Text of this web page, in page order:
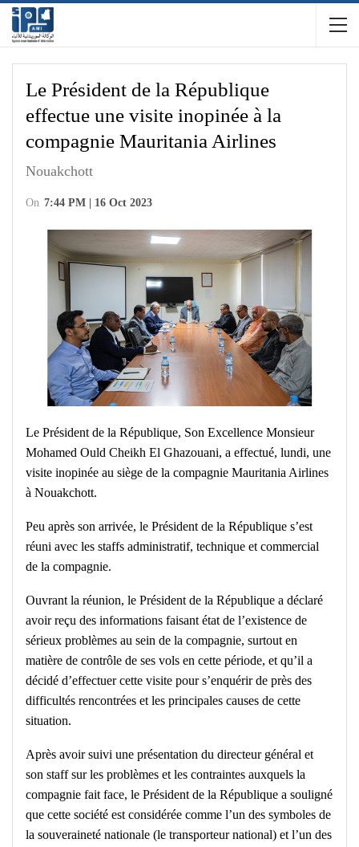
Le Président de la République
effectue une visite inopinée à la
compagnie Mauritania Airlines
Nouakchott
On 7:44 PM | 16 Oct 2023
Le Président de la République, Son Excellence Monsieur
Mohamed Ould Cheikh El Ghazouani, a effectué, lundi, une
visite inopinée au siège de la compagnie Mauritania Airlines
à Nouakchott.
Peu après son arrivée, le Président de la République s’est
réuni avec les staffs administratif, technique et commercial
de la compagnie.
Ouvrant la réunion, le Président de la République a déclaré
avoir reçu des informations faisant état de l’existence de
sérieux problèmes au sein de la compagnie, surtout en
matière de contrôle de ses vols en cette période, et qu’il a
décidé d’effectuer cette visite pour s’enquérir de près des
difficultés rencontrées et les principales causes de cette
situation.
Après avoir suivi une présentation du directeur général et
son staff sur les problèmes et les contraintes auxquels la
compagnie fait face, le Président de la République a souligné
que cette société est considérée comme l’un des symboles de
la souveraineté nationale (le transporteur national) et l’un des